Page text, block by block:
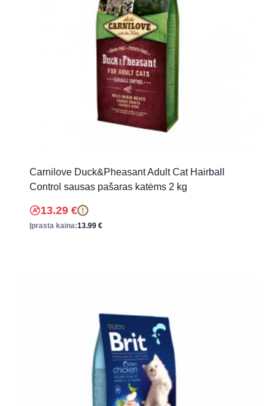
Carnilove Duck&Pheasant Adult Cat Hairball
Control sausas pašaras katėms 2 kg
13.29 € !
Įprasta kaina:13.99 €